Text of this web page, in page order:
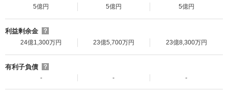
5億円
5億円 5億円
利益剰余金
？
24億1,300万円
23億5,700万円 23億8,300万円
有利子負債
？
-
- -